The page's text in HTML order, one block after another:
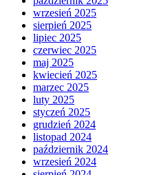
wrzesień 2025
sierpień 2025
lipiec 2025
czerwiec 2025
maj 2025
kwiecień 2025
marzec 2025
luty 2025
styczeń 2025
grudzień 2024
listopad 2024
październik 2024
wrzesień 2024